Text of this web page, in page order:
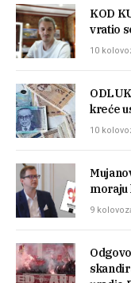
KOD
vratio
10
kreće
10
moraju
9